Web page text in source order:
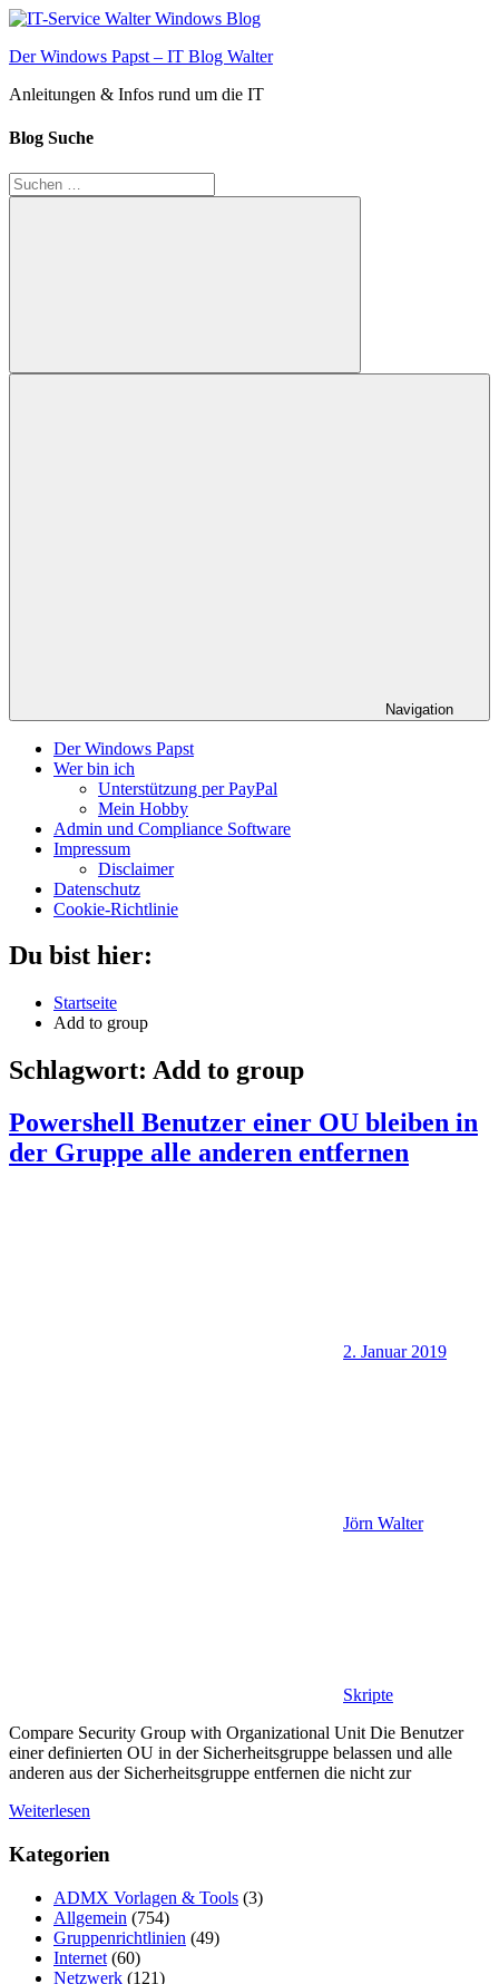
Zum
springen
Der Windows Papst – IT Blog Walter
Anleitungen & Infos rund um die IT
Blog Suche
Suchen
nach:
Suchen
Navigation
Der Windows Papst
Wer bin ich
Unterstützung per PayPal
Mein Hobby
Admin und Compliance Software
Impressum
Disclaimer
Datenschutz
Cookie-Richtlinie
Du bist hier:
Startseite
Add to group
Schlagwort: Add to group
Powershell Benutzer einer OU bleiben in
der Gruppe alle anderen entfernen
2. Januar 2019
Jörn Walter
Skripte
Compare Security Group with Organizational Unit Die Benutzer
einer definierten OU in der Sicherheitsgruppe belassen und alle
anderen aus der Sicherheitsgruppe entfernen die nicht zur
Weiterlesen
Kategorien
ADMX Vorlagen & Tools (3)
Allgemein (754)
Gruppenrichtlinien (49)
Internet (60)
Netzwerk (121)